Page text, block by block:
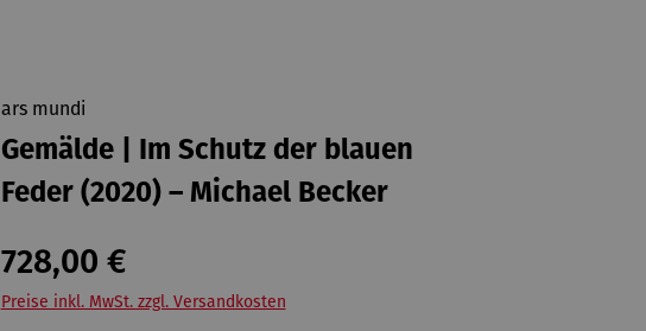
ars mundi
Gemälde | Im Schutz der blauen
Feder (2020) – Michael Becker
728,00 €
Preise inkl. MwSt. zzgl. Versandkosten